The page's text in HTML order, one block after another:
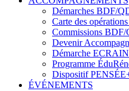
Démarches BDF/
Carte des
Commissions
Devenir
Démarche
Programme
Dispositif
ÉVÉNEMENTS